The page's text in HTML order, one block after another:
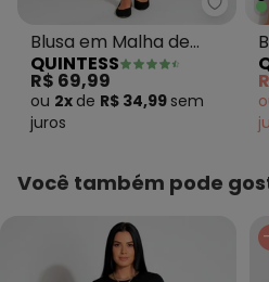
Blusa em Malha de
Viscose Listras Preta
QUINTESS
R$ 69,99
ou 2x de R$ 34,99 sem
juros
Você também pode